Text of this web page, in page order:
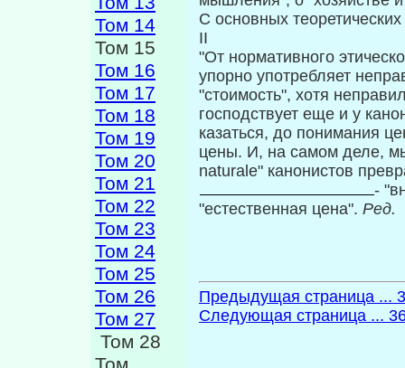
Том 14
Том 15
Том 16
Том 17
Том 18
Том 19
Том 20
Том 21
Том 22
Том 23
Том 24
Том 25
Том 26
Том 27
Том 28
С основных
II
"От нормативного
упорно употребляет
"стоимость", хо­тя
господствует еще и у
казаться, до понимания
цены. И, на самом деле,
naturale" канонистов
-
"естественная цена". Ред.
Предыдущая страница ...
Следующая страница ...